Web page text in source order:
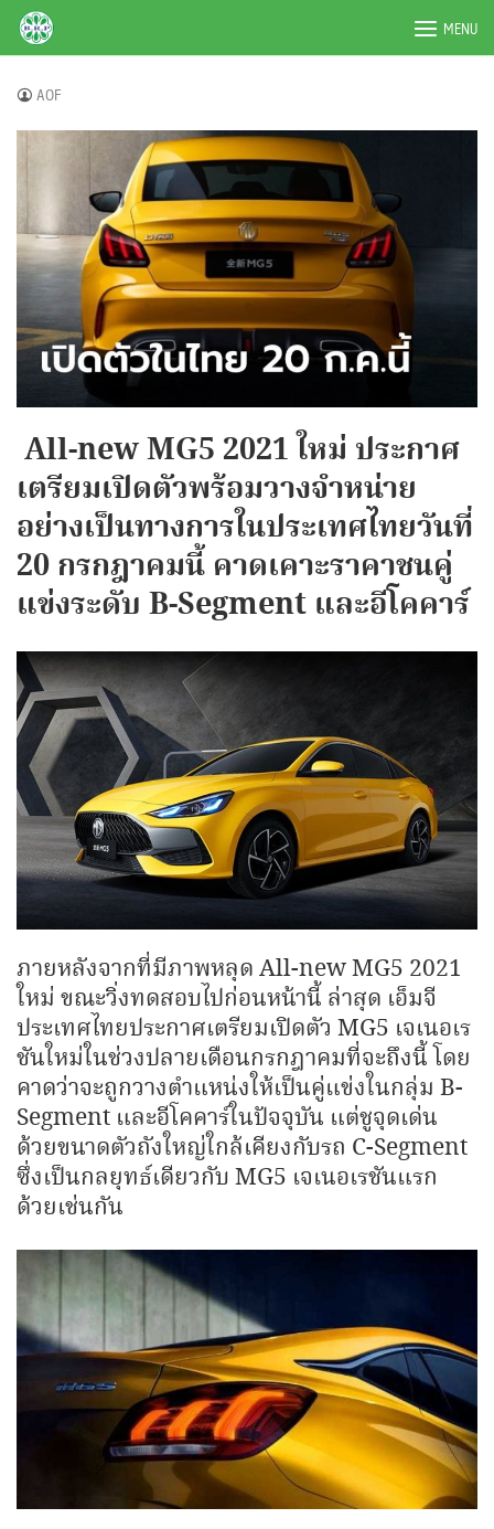
SkipBRPAUTO.COM MENU
AOF
All-new MG5 2021 ใหม่ ประกาศ
เตรียมเปิดตัวพร้อมวางจำหน่าย
อย่างเป็นทางการในประเทศไทยวันที่
20 กรกฎาคมนี้ คาดเคาะราคาชนคู่
แข่งระดับ B-Segment และอีโคคาร์
ภายหลังจากที่มีภาพหลุด All-new MG5 2021
ใหม่ ขณะวิ่งทดสอบไปก่อนหน้านี้ ล่าสุด เอ็มจี
ประเทศไทยประกาศเตรียมเปิดตัว MG5 เจเนอเร
ชันใหม่ในช่วงปลายเดือนกรกฎาคมที่จะถึงนี้ โดย
คาดว่าจะถูกวางตำแหน่งให้เป็นคู่แข่งในกลุ่ม B-
Segment และอีโคคาร์ในปัจจุบัน แต่ชูจุดเด่น
ด้วยขนาดตัวถังใหญ่ใกล้เคียงกับรถ C-Segment
ซึ่งเป็นกลยุทธ์เดียวกับ MG5 เจเนอเรชันแรก
ด้วยเช่นกัน